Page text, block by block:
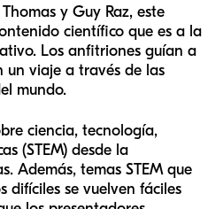
y Guy Raz, este
científico que es a la
Los anfitriones guían a
un viaje a través de las
mundo.
ciencia, tecnología,
(STEM) desde la
Además, temas STEM que
difíciles se vuelven fáciles